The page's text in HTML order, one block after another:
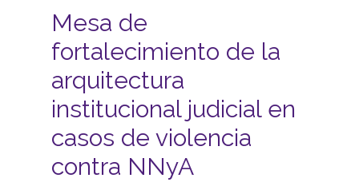
Mesa de
fortalecimiento de la
arquitectura
institucional judicial en
casos de violencia
contra NNyA